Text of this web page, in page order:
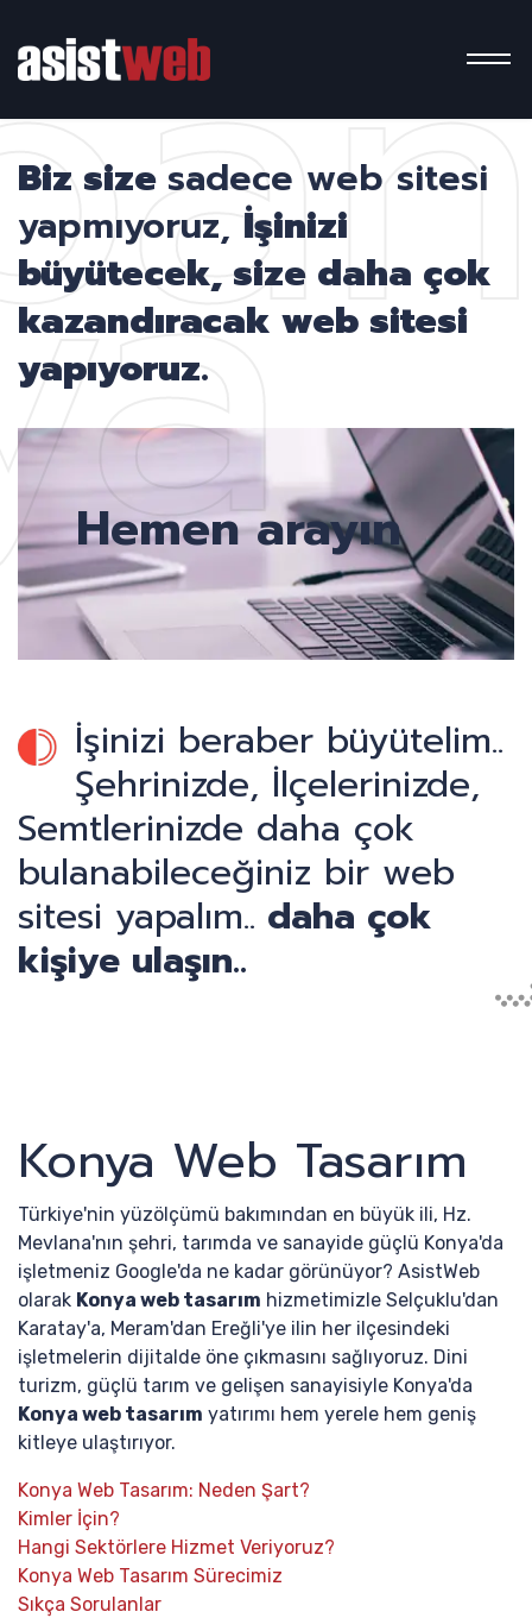
Biz size sadece web sitesi
yapmıyoruz, İşinizi
büyütecek, size daha çok
kazandıracak web sitesi
yapıyoruz.
Hemen arayın
İşinizi beraber büyütelim..
Şehrinizde, İlçelerinizde,
Semtlerinizde daha çok
bulanabileceğiniz bir web
sitesi yapalım.. daha çok
kişiye ulaşın..
Konya Web Tasarım
Türkiye'nin yüzölçümü bakımından en büyük ili, Hz.
Mevlana'nın şehri, tarımda ve sanayide güçlü Konya'da
işletmeniz Google'da ne kadar görünüyor? AsistWeb
olarak Konya web tasarım hizmetimizle Selçuklu'dan
Karatay'a, Meram'dan Ereğli'ye ilin her ilçesindeki
işletmelerin dijitalde öne çıkmasını sağlıyoruz. Dini
turizm, güçlü tarım ve gelişen sanayisiyle Konya'da
Konya web tasarım yatırımı hem yerele hem geniş
kitleye ulaştırıyor.
Konya Web Tasarım: Neden Şart?
Kimler İçin?
Hangi Sektörlere Hizmet Veriyoruz?
Konya Web Tasarım Sürecimiz
Sıkça Sorulanlar